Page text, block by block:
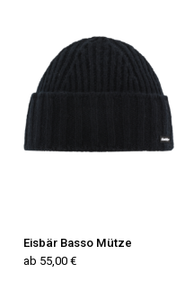
Eisbär Basso Mütze
ab 55,00 €